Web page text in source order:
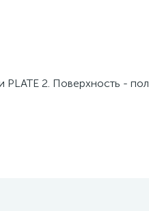
PLATE 2. Поверхность -